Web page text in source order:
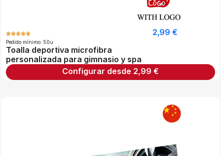
Pedido mínimo: 50u
Toalla deportiva microfibra
personalizada para gimnasio y spa
2,99 €
Configurar desde 2,99 €